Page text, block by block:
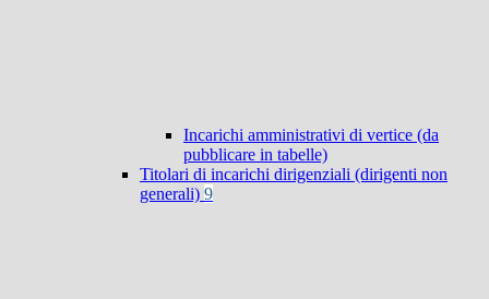
Incarichi amministrativi di vertice (da
pubblicare in tabelle)
Titolari di incarichi dirigenziali (dirigenti non
generali) 9